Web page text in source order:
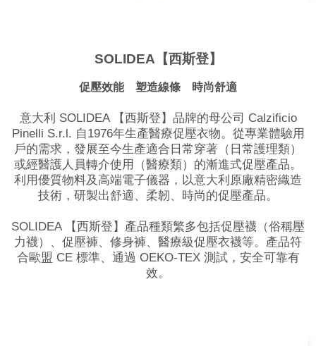
SOLIDEA【西斯登】
促壓效能 塑造線條 時尚舒適
意大利 SOLIDEA 【西斯登】品牌的母公司 Calzificio
Pinelli S.r.l. 自1976年生產醫療促壓衣物。從專業體驗用
戶的需求，發展至今生產適合日常穿著（日常護理類）
或經醫護人員轉介使用（醫療類）的漸進式促壓產品。
利用優質物料及高端電子儀器，以意大利原廠精密織造
技術，研製出舒適、柔韌、時尚的促壓產品。
SOLIDEA 【西斯登】產品種類繁多包括促壓襪（俗稱壓
力襪）、促壓褲、修身褲、醫療級促壓衣襪等。產品符
合歐盟 CE 標準、通過 OEKO-TEX 測試，安全可靠有
效。